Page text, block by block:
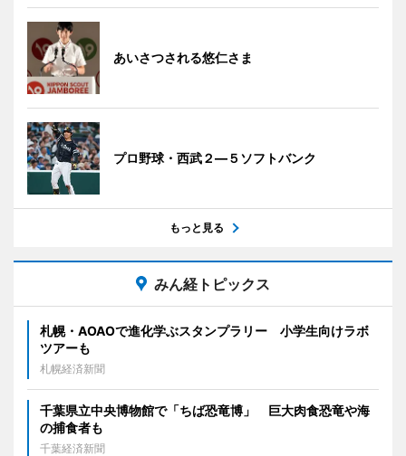
あいさつされる悠仁さま
プロ野球・西武２―５ソフトバンク
もっと見る
みん経トピックス
札幌・AOAOで進化学ぶスタンプラリー 小学生向けラボ
ツアーも
札幌経済新聞
千葉県立中央博物館で「ちば恐竜博」 巨大肉食恐竜や海
の捕食者も
千葉経済新聞